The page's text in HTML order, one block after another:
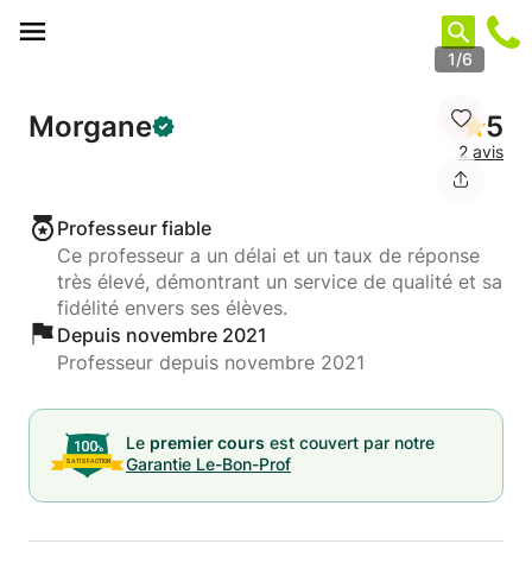
1/6
Morgane 5
2 avis
Professeur fiable
Ce professeur a un délai et un taux de réponse
très élevé, démontrant un service de qualité et sa
fidélité envers ses élèves.
Depuis novembre 2021
Professeur depuis novembre 2021
Le premier cours est couvert par notre
Garantie Le-Bon-Prof